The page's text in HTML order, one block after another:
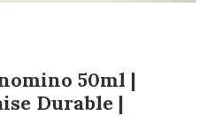
50ml |
Durable |